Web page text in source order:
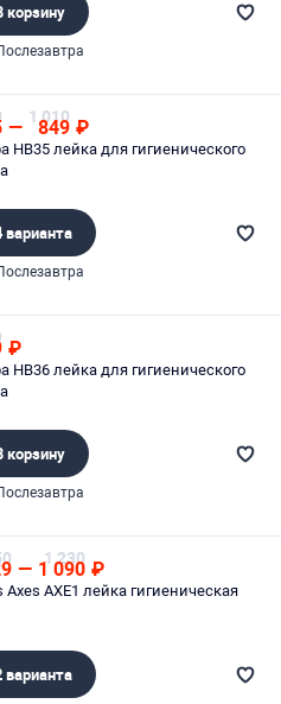
корзину
— 1 010
849 ₽
HB35 лейка для гигиенического
варианта
₽
HB36 лейка для гигиенического
корзину
— 1 230
1 090 ₽
Axes AXE1 лейка гигиеническая
варианта